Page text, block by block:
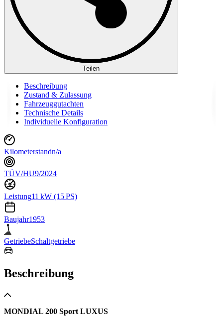
Teilen
Beschreibung
Zustand & Zulassung
Fahrzeuggutachten
Technische Details
Individuelle Konfiguration
Kilometerstandn/a
TÜV/HU9/2024
Leistung11 kW (15 PS)
Baujahr1953
GetriebeSchaltgetriebe
Beschreibung
MONDIAL 200 Sport LUXUS